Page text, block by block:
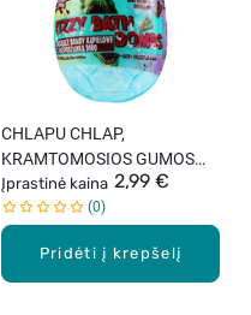
Pridėti į krepšelį
CHLAPU CHLAP,
KRAMTOMOSIOS GUMOS
AROMATAS, vonios burbulas
su staigmena viduje, 1 vnt.
Įprastinė kaina 2,99 €
0